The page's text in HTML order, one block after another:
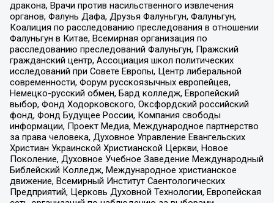
дракона, Врачи против насильственного извлечения
органов, Фалунь Дафа, Друзья Фалуньгун, Фалуньгун,
Коалиция по расследованию преследования в отношении
Фалуньгун в Китае, Всемирная организация по
расследованию преследований Фалуньгун, Пражский
гражданский центр, Ассоциация школ политических
исследований при Совете Европы, Центр либеральной
современности, Форум русскоязычных европейцев,
Немецко-русский обмен, Бард колледж, Европейский
выбор, Фонд Ходорковского, Оксфордский российский
фонд, Фонд Будущее России, Компания свободы
информации, Проект Медиа, Международное партнерство
за права человека, Духовное Управление Евангельских
Христиан Украинской Христианской Церкви, Новое
Поколение, Духовное Учебное Заведение Международный
Библейский Колледж, Международное христианское
движение, Всемирный Институт Саентологических
Предприятий, Церковь Духовной Технологии, Европейская